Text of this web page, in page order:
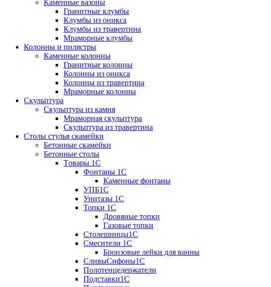
Каменные вазоны
Гранитные клумбы
Клумбы из оникса
Клумбы из травертина
Мраморные клумбы
Колонны и пилястры
Каменные колонны
Гранитные колонны
Колонны из оникса
Колонны из травертина
Мраморные колонны
Скульптура
Скульптура из камня
Мраморная скульптура
Скульптура из травертина
Столы стулья скамейки
Бетонные скамейки
Бетонные столы
Tовары 1C
Фонтаны 1C
Каменные фонтаны
УПБ1С
Унитазы 1С
Топки 1С
Дровяные топки
Газовые топки
Столешницы1С
Смесители 1С
Бронзовые лейки для ванны
СливыСифоны1С
Полотенцедержатели
Подставки1С